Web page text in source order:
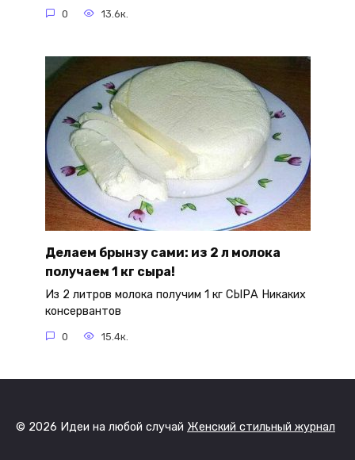
0 13.6к.
Делаем брынзу сами: из 2 л молока
получаем 1 кг сыра!
Из 2 литров молока получим 1 кг СЫРА Никаких
консервантов
0 15.4к.
© 2026 Идеи на любой случай Женский стильный журнал